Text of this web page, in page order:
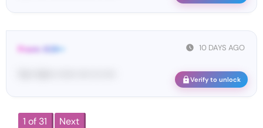
10 DAYS AGO
From: 628••
Verify to unlock
1 of 31
Next